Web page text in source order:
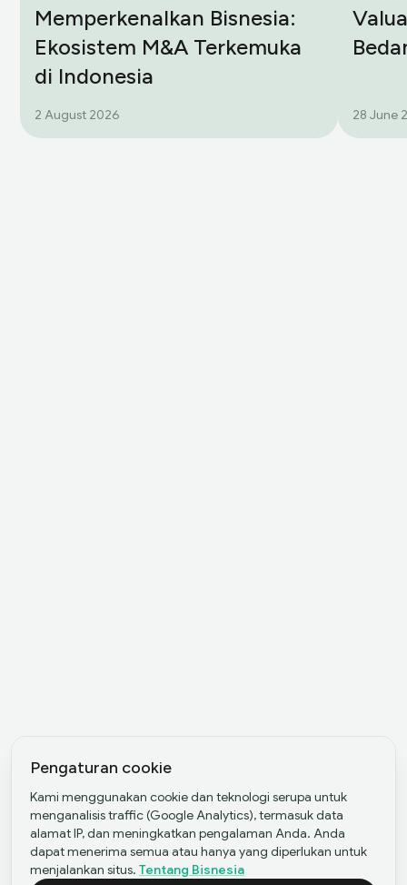
Memperkenalkan Bisnesia:
Ekosistem M&A Terkemuka
di Indonesia
2 August 2026 28 June
Pengaturan cookie
Kami menggunakan cookie dan teknologi serupa untuk
menganalisis traffic (Google Analytics), termasuk data
alamat IP, dan meningkatkan pengalaman Anda. Anda
dapat menerima semua atau hanya yang diperlukan untuk
menjalankan situs. Tentang Bisnesia